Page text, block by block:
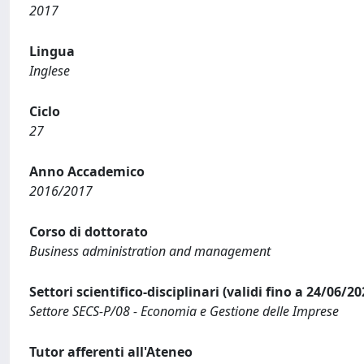
2017
Lingua
Inglese
Ciclo
27
Anno Accademico
2016/2017
Corso di dottorato
Business administration and management
Settori scientifico-disciplinari (validi fino a 24/06/
Settore SECS-P/08 - Economia e Gestione delle Imprese
Tutor afferenti all'Ateneo